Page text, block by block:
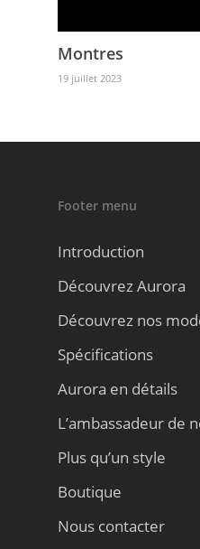
Montres
19 juillet 2023
Footer menu
Introduction
Découvrez Aurora
Découvrez nos
Spécifications
Aurora en détails
L’ambassadeur de
Plus qu’un style
Boutique
Nous contacter